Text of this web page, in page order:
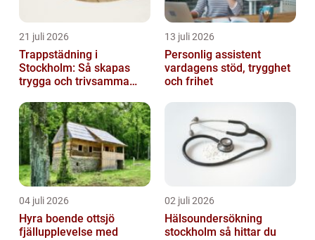
21 juli 2026
Trappstädning i
Stockholm: Så skapas
trygga och trivsamma
13 juli 2026
Personlig assistent
vardagens stöd, trygghet
och frihet
04 juli 2026
Hyra boende ottsjö
fjällupplevelse med
02 juli 2026
Hälsoundersökning
stockholm så hittar du